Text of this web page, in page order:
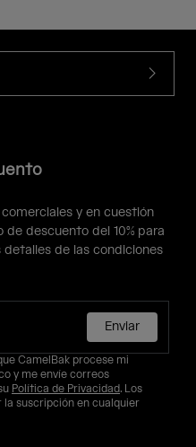
y en cuestión
descuento del 10% para
de las condiciones
Enviar
CamelBak procese mi
y me envíe correos
Política de Privacidad. Los
suscripción en cualquier